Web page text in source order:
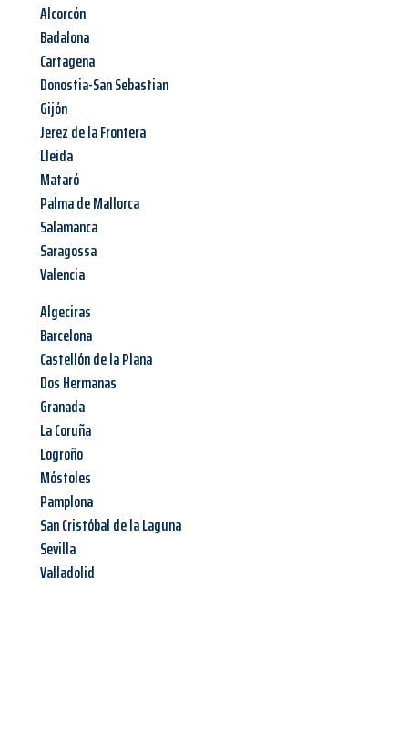
Alcorcón
Badalona
Cartagena
Donostia-San Sebastian
Gijón
Jerez de la Frontera
Lleida
Mataró
Palma de Mallorca
Salamanca
Saragossa
Valencia
Algeciras
Barcelona
Castellón de la Plana
Dos Hermanas
Granada
La Coruña
Logroño
Móstoles
Pamplona
San Cristóbal de la Laguna
Sevilla
Valladolid